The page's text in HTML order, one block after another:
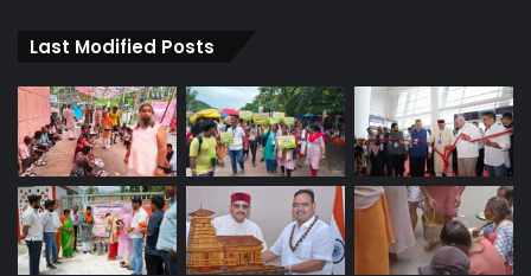
Last Modified Posts